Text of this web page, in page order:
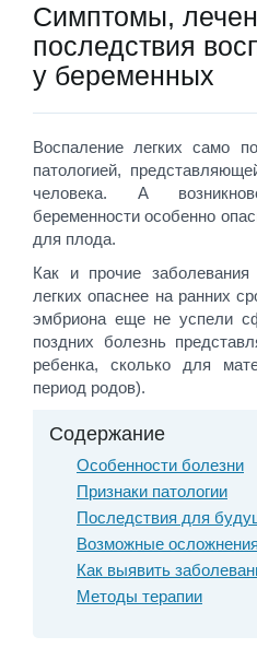
Симптомы,
последствия
у беременных
Воспаление легких само
патологией,
человека. А
беременности особенно
для плода.
Как и прочие
легких опаснее на ранних
эмбриона еще не успели
поздних болезнь
ребенка, сколько для
период родов).
Содержание
Особенности болезни
Признаки патологии
Последствия для
Возможные
Как выявить
Методы терапии